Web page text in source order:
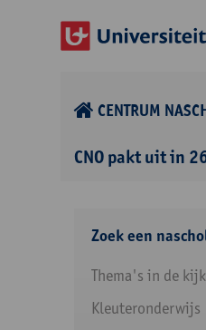
CENTRUM
CNO pakt uit in
Zoek een
Thema's in de
Kleuteronderwijs